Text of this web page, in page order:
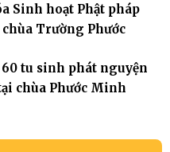
Sinh hoạt Phật pháp
chùa Trường Phước
tu sinh phát nguyện
chùa Phước Minh